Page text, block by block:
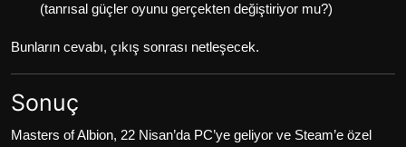
(tanrısal güçler oyunu gerçekten değiştiriyor mu?)
Bunların cevabı, çıkış sonrası netleşecek.
Sonuç
Masters of Albion, 22 Nisan’da PC’ye geliyor ve Steam’e özel